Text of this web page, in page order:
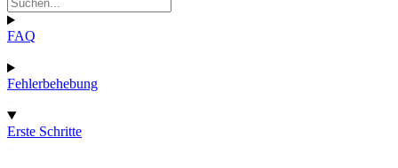
FAQ
Fehlerbehebung
Erste Schritte